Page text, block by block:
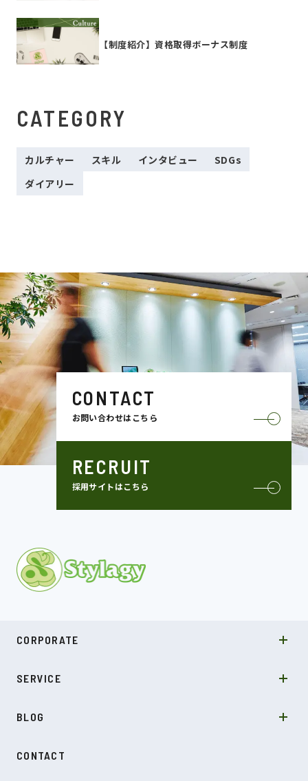
【制度紹介】資格取得ボーナス制度
CATEGORY
カルチャー スキル インタビュー
SDGs
ダイアリー
CONTACT
お問い合わせはこちら
RECRUIT
採用サイトはこちら
CORPORATE
COMPANY
NEWS
SERVICE
受託開発
BLOG
SDGs
CONTACT